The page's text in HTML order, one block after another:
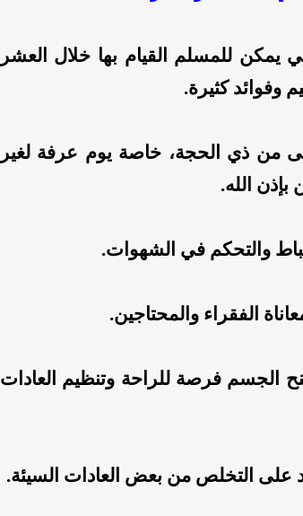
يمكن للمسلم القيام بها خلال العشر
وفوائد كثيرة.
من ذي الحجة، خاصة يوم عرفة لغير
الله.
والتحكم في الشهوات.
الفقراء والمحتاجين.
الجسم فرصة للراحة وتنظيم العادات
على التخلص من بعض العادات السيئة.